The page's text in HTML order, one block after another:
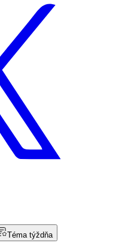
Téma týždňa